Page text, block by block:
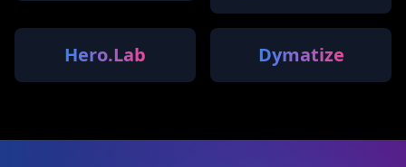
Hero.Lab Dymatize